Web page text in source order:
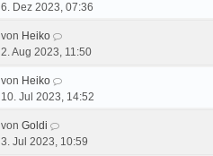
6. Dez 2023, 07:36
von Heiko
2. Aug 2023, 11:50
von Heiko
10. Jul 2023, 14:52
von Goldi
3. Jul 2023, 10:59